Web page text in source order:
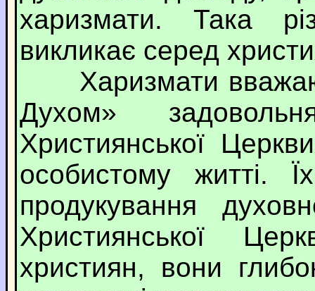
харизмати. Така
викликає серед
Харизмати
Духом»
Християнської
особистому житті.
продукування
Християнської
християн, вони